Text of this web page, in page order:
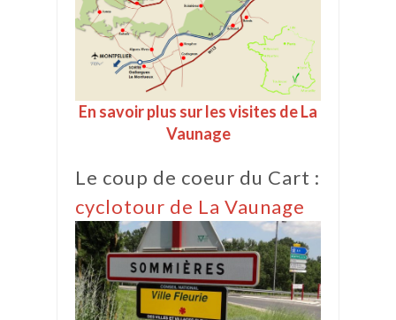
En savoir plus sur les visites de La
Vaunage
Le coup de coeur du Cart :
cyclotour de La Vaunage